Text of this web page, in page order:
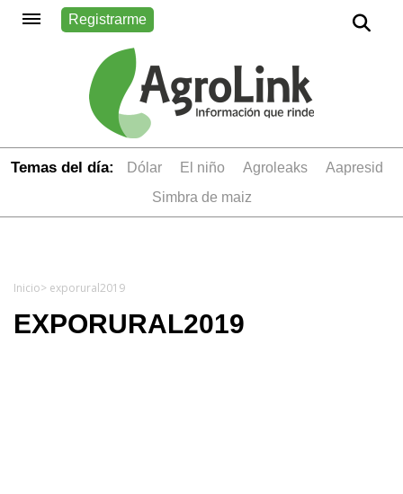
Registrarme
Temas del día: dólar el niño Agroleaks
aapresid
simbra de maiz
Inicio> exporural2019
EXPORURAL2019